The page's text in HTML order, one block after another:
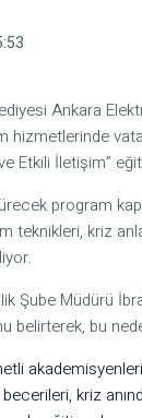
Ankara
hizmetlerinde
Etkili İletişim”
program
teknikleri, kriz
Şube Müdürü
belirterek, bu
becerileri, kriz